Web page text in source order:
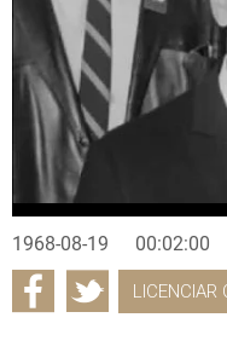
1968-08-19 00:02:00
LICENCIAR